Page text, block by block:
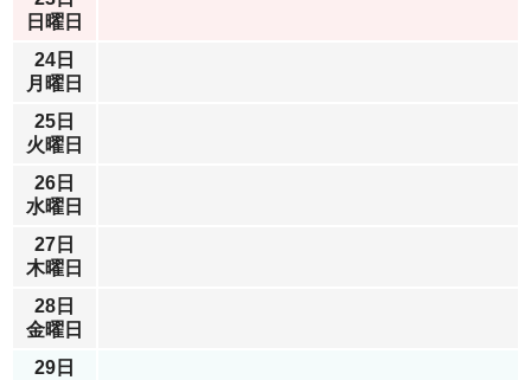
日曜日
24日
月曜日
25日
火曜日
26日
水曜日
27日
木曜日
28日
金曜日
29日